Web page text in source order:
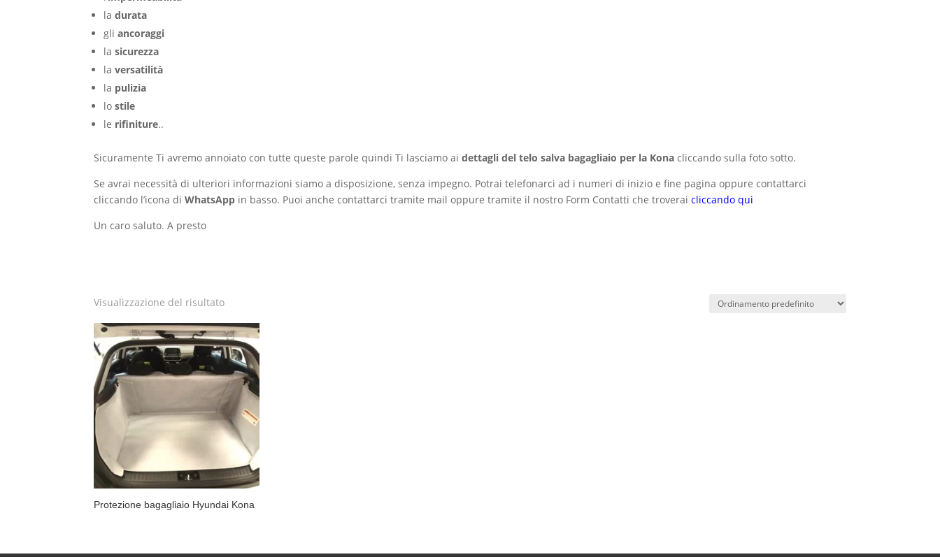
ladurata
gliancoraggi
lasicurezza
laversatilità
la pulizia
lostile
le rifiniture..
Sicuramente Ti avremo annoiato con tutte queste parole quindi Ti lasciamo aidettagli del telo salva bagagliaio per la Kona cliccando sulla foto sotto.
Se avrai necessità di ulteriori informazioni siamo a disposizione, senza impegno. Potrai telefonarci ad i numeri di inizio e fine pagina oppure contattarci
cliccando l’icona diWhatsApp in basso. Puoi anche contattarci tramite mail oppure tramite il nostro Form Contatti che troveraicliccando qui
Un caro saluto. A presto
Visualizzazione del risultato
Protezione bagagliaio Hyundai Kona